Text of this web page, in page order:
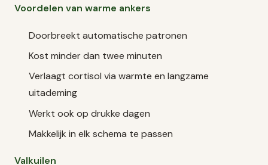
Voordelen van warme ankers
Doorbreekt automatische patronen
Kost minder dan twee minuten
Verlaagt cortisol via warmte en langzame
uitademing
Werkt ook op drukke dagen
Makkelijk in elk schema te passen
Valkuilen